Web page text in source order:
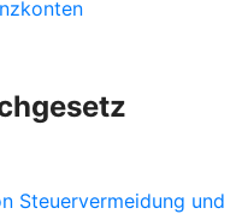
Steuervermeidung und